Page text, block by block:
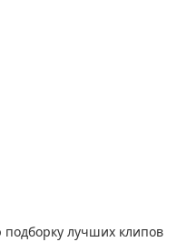
лучших клипов